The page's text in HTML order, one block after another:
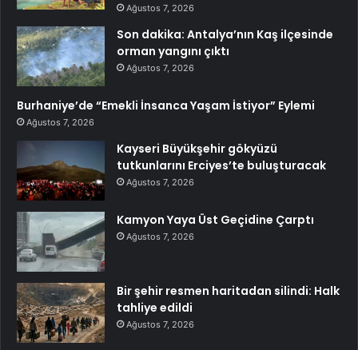
Ağustos 7, 2026
Son dakika: Antalya’nın Kaş ilçesinde
orman yangını çıktı
Ağustos 7, 2026
Burhaniye’de “Emekli İnsanca Yaşam İstiyor” Eylemi
Ağustos 7, 2026
Kayseri Büyükşehir gökyüzü
tutkunlarını Erciyes’te buluşturacak
Ağustos 7, 2026
Kamyon Yaya Üst Geçidine Çarptı
Ağustos 7, 2026
Bir şehir resmen haritadan silindi: Halk
tahliye edildi
Ağustos 7, 2026